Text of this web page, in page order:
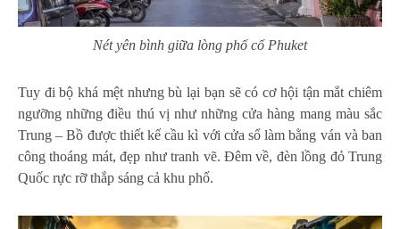
Nét yên bình giữa lòng phố cổ Phuket
Tuy đi bộ khá mệt nhưng bù lại bạn sẽ có cơ hội tận mắt chiêm
ngưỡng những điều thú vị như những cửa hàng mang màu sắc
Trung – Bồ được thiết kế cầu kì với cửa sổ làm bằng ván và ban
công thoáng mát, đẹp như tranh vẽ. Đêm về, đèn lồng đỏ Trung
Quốc rực rỡ thắp sáng cả khu phố.